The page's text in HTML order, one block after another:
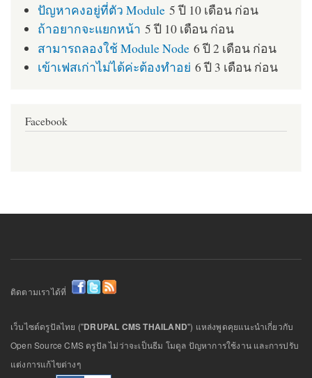
ปัญหาคงอยู่ที่ตัว Module 5 ปี 10 เดือน ก่อน
ถ้าอยากจะแยกหน้า 5 ปี 10 เดือน ก่อน
สามารถลองใช้ Module Node 6 ปี 2 เดือน ก่อน
เข้าเฟสเก่าไม่ได้ค่ะต้องทำอย่ 6 ปี 3 เดือน ก่อน
Facebook
ติดตามเราได้ที่
เว็บไซต์ดรูปัลไทย ("DRUPAL CMS THAILAND") แหล่งพูดคุยแนะนำเกี่ยวกับ
Open Source CMS ดรูปัล ไม่ว่าจะเป็นธีม โมดูล ปัญหาการใช้งาน และการปรับ
แต่งการแก้ไขต่างๆ